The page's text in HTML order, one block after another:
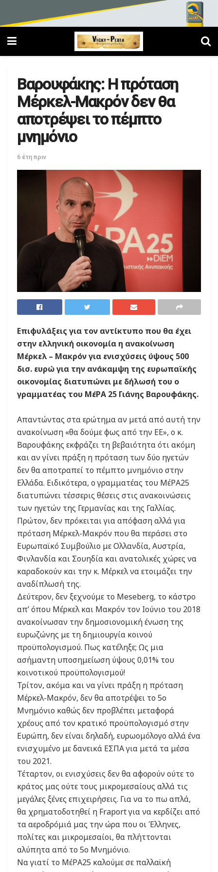
Βαρουφάκης: Η πρόταση
Μέρκελ-Μακρόν δεν θα
αποτρέψει το πέμπτο
μνημόνιο
6 έτη πριν
Επιφυλάξεις για τον αντίκτυπο που θα έχει
στην ελληνική οικονομία η ανακοίνωση
Μέρκελ – Μακρόν για ενισχύσεις ύψους 500
δισ. ευρώ για την ανάκαμψη της ευρωπαϊκής
οικονομίας διατυπώνει με δήλωσή του ο
γραμματέας του ΜέΡΑ 25 Γιάνης Βαρουφάκης.
Απαντώντας στα ερώτημα αν μετά από αυτή την
ανακοίνωση «θα δούμε φως από την ΕΕ», ο κ.
Βαρουφάκης εκφράζει τη βεβαιότητα ότι ακόμη
και αν γίνει πράξη η πρόταση των δύο ηγετών
δεν θα αποτραπεί το πέμπτο μνημόνιο στην
Ελλάδα. Ειδικότερα, ο γραμματέας του ΜέΡΑ25
διατυπώνει τέσσερις θέσεις στις ανακοινώσεις
των ηγετών της Γερμανίας και της Γαλλίας.
Πρώτον, δεν πρόκειται για απόφαση αλλά για
πρόταση Μέρκελ-Μακρόν που θα περάσει στο
Ευρωπαϊκό Συμβούλιο με Ολλανδία, Αυστρία,
Φινλανδία και Σουηδία και ανατολικές χώρες να
καραδοκούν και την κ. Μέρκελ να ετοιμάζει την
αναδίπλωσή της.
Δεύτερον, δεν ξεχνούμε το Meseberg, το κάστρο
απ’ όπου Μέρκελ και Μακρόν τον Ιούνιο του 2018
ανακοίνωσαν την δημοσιονομική ένωση της
ευρωζώνης με τη δημιουργία κοινού
προϋπολογισμού. Πως κατέληξε; Ως μια
ασήμαντη υποσημείωση ύψους 0,01% του
κοινοτικού προϋπολογισμού!
Τρίτον, ακόμα και να γίνει πράξη η πρόταση
Μέρκελ-Μακρόν, δεν θα αποτρέψει το 5ο
Μνημόνιο καθώς δεν προβλέπει μεταφορά
χρέους από τον κρατικό προϋπολογισμό στην
Ευρώπη, δεν είναι δηλαδή, ευρωομόλογο αλλά ένα
ενισχυμένο με δανεικά ΕΣΠΑ για μετά τα μέσα
του 2021.
Τέταρτον, οι ενισχύσεις δεν θα αφορούν ούτε το
κράτος μας ούτε τους μικρομεσαίους αλλά τις
μεγάλες ξένες επιχειρήσεις. Για να το πω απλά,
θα χρηματοδοτηθεί η Fraport για να κερδίζει από
τα αεροδρόμιά μας την ώρα που οι Έλληνες,
πολίτες και μικρομεσαίοι, θα πλήττονται
αλύπητα από το 5ο Μνημόνιο.
Να γιατί το ΜέΡΑ25 καλούμε σε παλλαϊκή